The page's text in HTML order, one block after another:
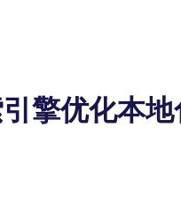
擎优化本地